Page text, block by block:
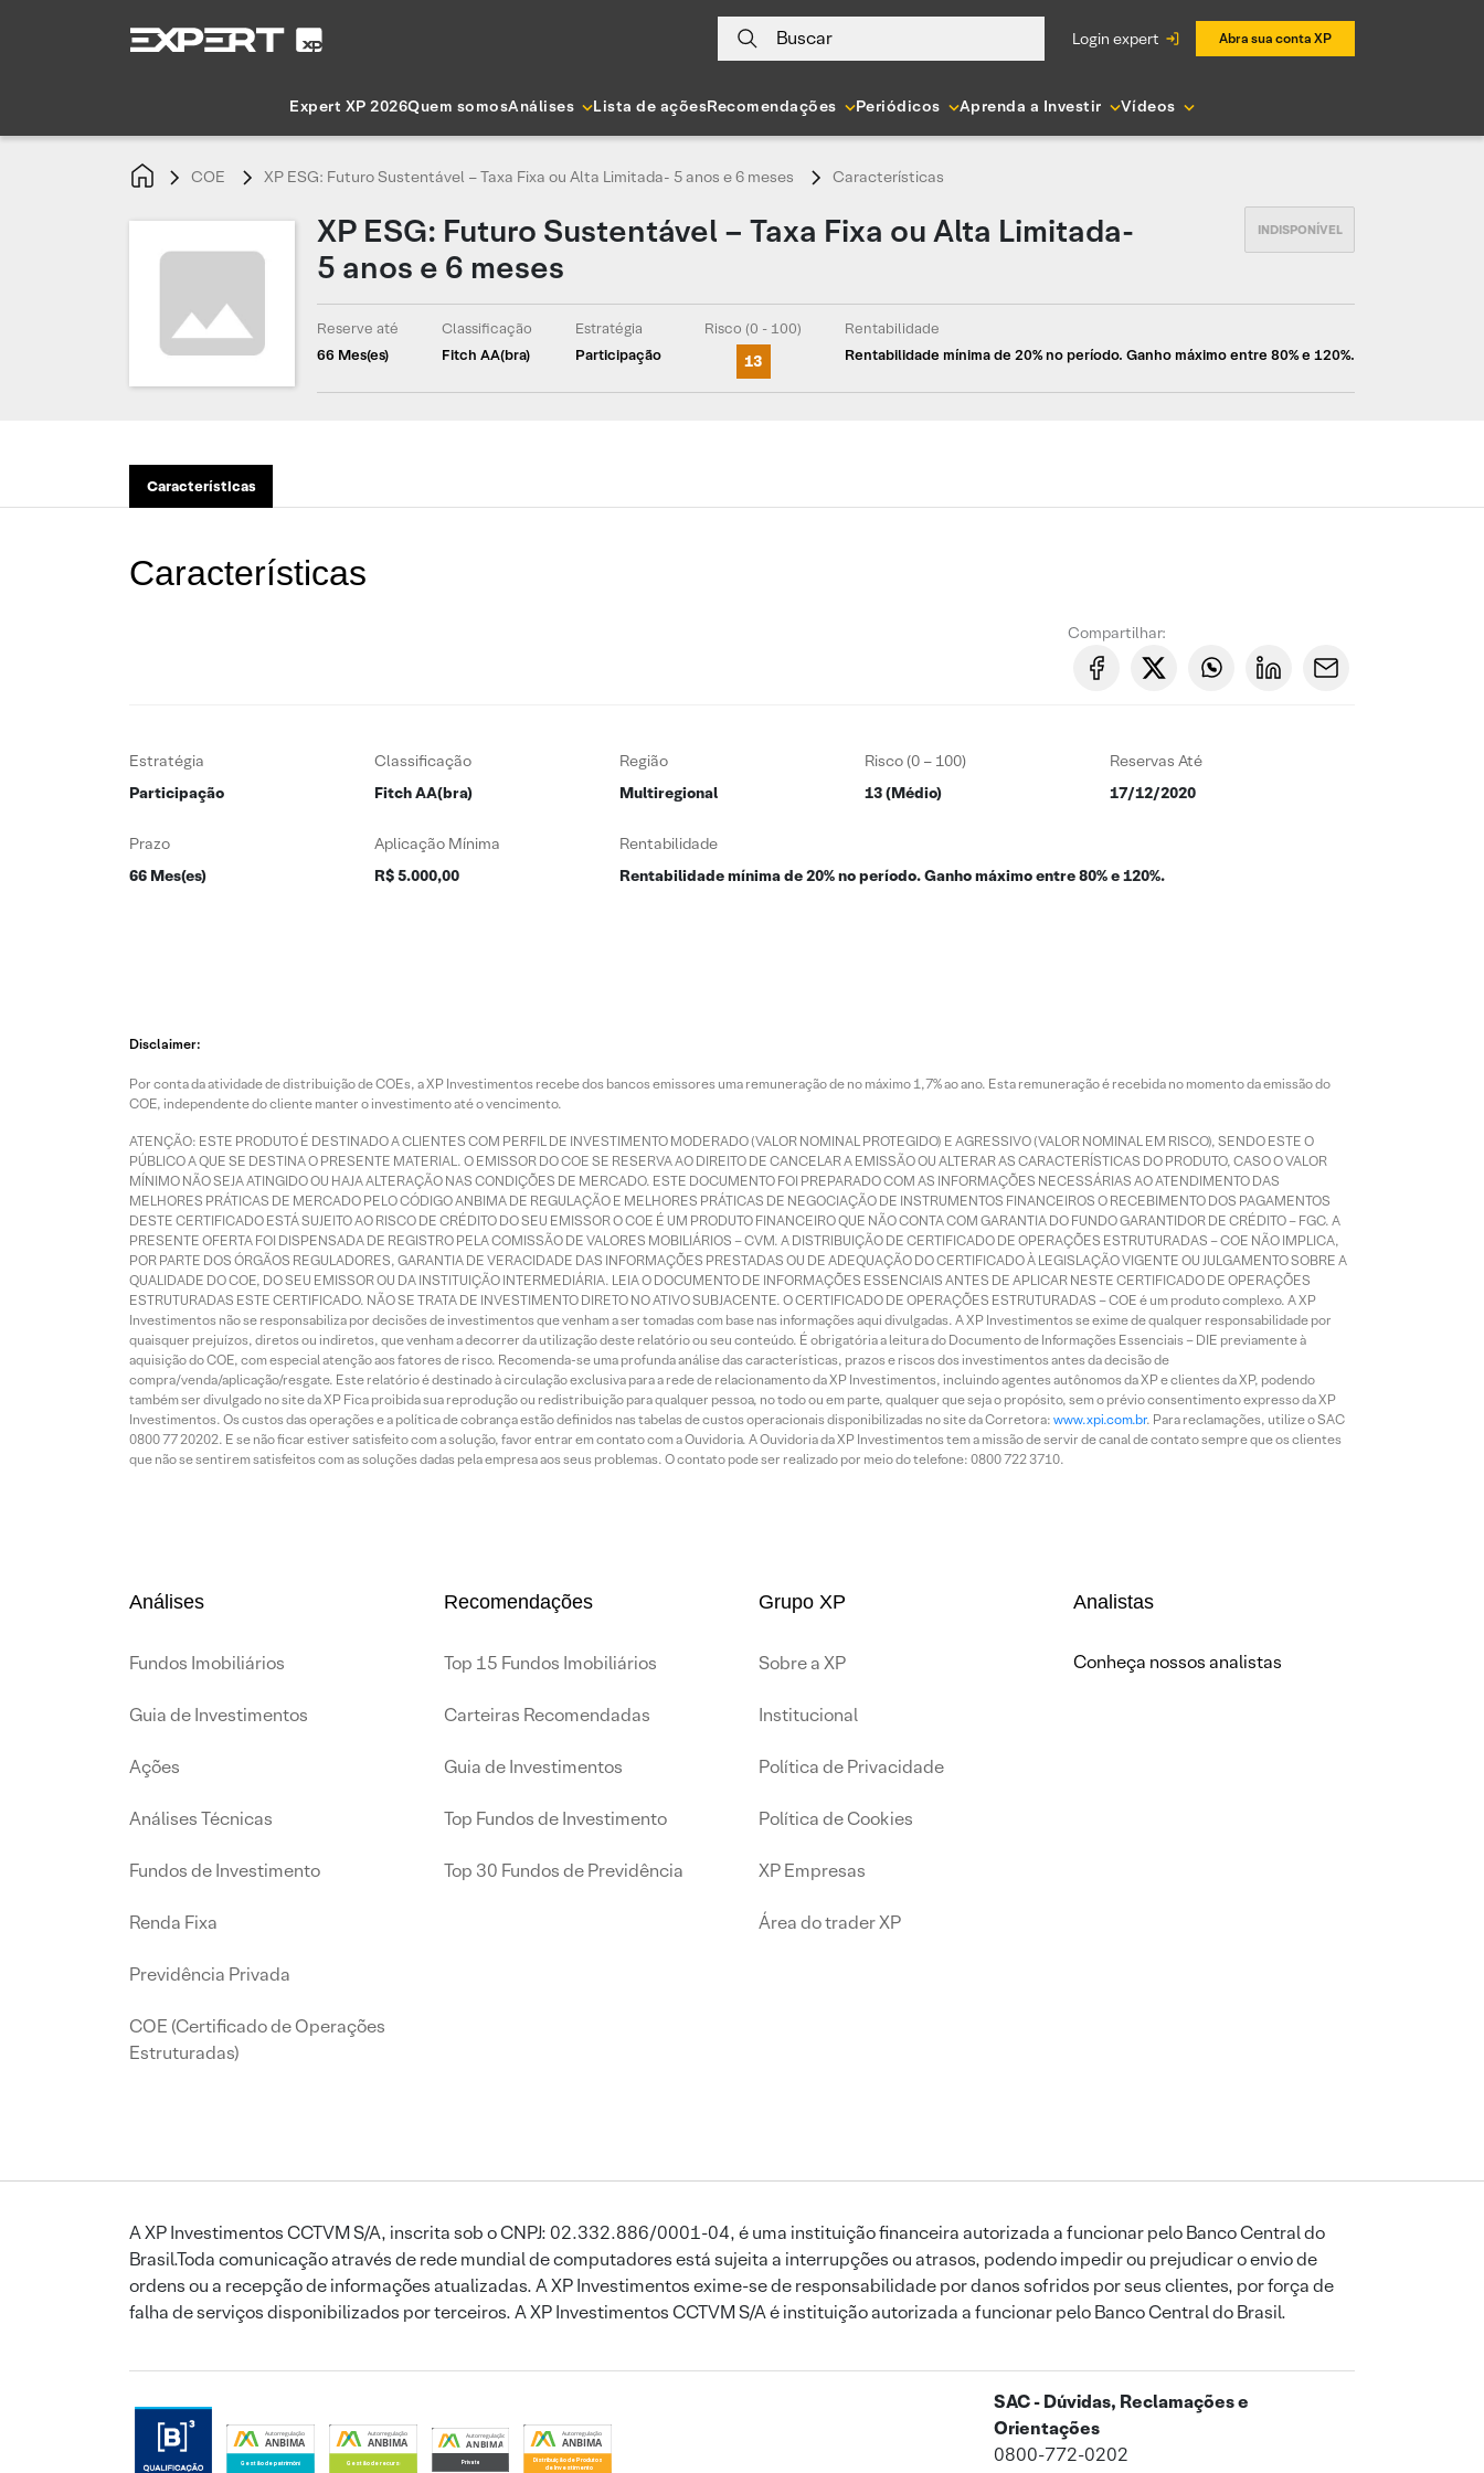
Buscar login expert Abra sua conta XP
Expert XP 2026Quem somosAnálises Lista de açõesRecomendações Periódicos Aprenda a Investir Vídeos
COE XP ESG: Futuro Sustentável – Taxa Fixa ou Alta Limitada- 5 anos e 6 meses Características
XP ESG: Futuro Sustentável – Taxa Fixa ou Alta Limitada-
5 anos e 6 meses
Reserve até
66 Mes(es)
Classificação
Fitch AA(bra)
Estratégia
Participação
Risco (0 - 100)
13
Rentabilidade
Rentabilidade mínima de 20% no período. Ganho máximo entre 80% e 120%.
Características
Características
Compartilhar:
Estratégia
Participação
Classificação
Fitch AA(bra)
Região
Multiregional
Risco (0 – 100)
13 (Médio)
Reservas Até
17/12/2020
Prazo
66 Mes(es)
Aplicação Mínima
R$ 5.000,00
Rentabilidade
Rentabilidade mínima de 20% no período. Ganho máximo entre 80% e 120%.
Disclaimer:
Por conta da atividade de distribuição de COEs, a XP Investimentos recebe dos bancos emissores uma remuneração de no máximo 1,7% ao ano. Esta remuneração é recebida no momento da emissão do
COE, independente do cliente manter o investimento até o vencimento.
ATENÇÃO: ESTE PRODUTO É DESTINADO A CLIENTES COM PERFIL DE INVESTIMENTO MODERADO (VALOR NOMINAL PROTEGIDO) E AGRESSIVO (VALOR NOMINAL EM RISCO), SENDO ESTE O
PÚBLICO A QUE SE DESTINA O PRESENTE MATERIAL. O EMISSOR DO COE SE RESERVA AO DIREITO DE CANCELAR A EMISSÃO OU ALTERAR AS CARACTERÍSTICAS DO PRODUTO, CASO O VALOR
MÍNIMO NÃO SEJA ATINGIDO OU HAJA ALTERAÇÃO NAS CONDIÇÕES DE MERCADO. ESTE DOCUMENTO FOI PREPARADO COM AS INFORMAÇÕES NECESSÁRIAS AO ATENDIMENTO DAS
MELHORES PRÁTICAS DE MERCADO PELO CÓDIGO ANBIMA DE REGULAÇÃO E MELHORES PRÁTICAS DE NEGOCIAÇÃO DE INSTRUMENTOS FINANCEIROS O RECEBIMENTO DOS PAGAMENTOS
DESTE CERTIFICADO ESTÁ SUJEITO AO RISCO DE CRÉDITO DO SEU EMISSOR O COE É UM PRODUTO FINANCEIRO QUE NÃO CONTA COM GARANTIA DO FUNDO GARANTIDOR DE CRÉDITO – FGC. A
PRESENTE OFERTA FOI DISPENSADA DE REGISTRO PELA COMISSÃO DE VALORES MOBILIÁRIOS – CVM. A DISTRIBUIÇÃO DE CERTIFICADO DE OPERAÇÕES ESTRUTURADAS – COE NÃO IMPLICA,
POR PARTE DOS ÓRGÃOS REGULADORES, GARANTIA DE VERACIDADE DAS INFORMAÇÕES PRESTADAS OU DE ADEQUAÇÃO DO CERTIFICADO À LEGISLAÇÃO VIGENTE OU JULGAMENTO SOBRE A
QUALIDADE DO COE, DO SEU EMISSOR OU DA INSTITUIÇÃO INTERMEDIÁRIA. LEIA O DOCUMENTO DE INFORMAÇÕES ESSENCIAIS ANTES DE APLICAR NESTE CERTIFICADO DE OPERAÇÕES
ESTRUTURADAS ESTE CERTIFICADO. NÃO SE TRATA DE INVESTIMENTO DIRETO NO ATIVO SUBJACENTE. O CERTIFICADO DE OPERAÇÕES ESTRUTURADAS – COE é um produto complexo. A XP
Investimentos não se responsabiliza por decisões de investimentos que venham a ser tomadas com base nas informações aqui divulgadas. A XP Investimentos se exime de qualquer responsabilidade por
quaisquer prejuízos, diretos ou indiretos, que venham a decorrer da utilização deste relatório ou seu conteúdo. É obrigatória a leitura do Documento de Informações Essenciais – DIE previamente à
aquisição do COE, com especial atenção aos fatores de risco. Recomenda-se uma profunda análise das características, prazos e riscos dos investimentos antes da decisão de
compra/venda/aplicação/resgate. Este relatório é destinado à circulação exclusiva para a rede de relacionamento da XP Investimentos, incluindo agentes autônomos da XP e clientes da XP, podendo
também ser divulgado no site da XP Fica proibida sua reprodução ou redistribuição para qualquer pessoa, no todo ou em parte, qualquer que seja o propósito, sem o prévio consentimento expresso da XP
Investimentos. Os custos das operações e a política de cobrança estão definidos nas tabelas de custos operacionais disponibilizadas no site da Corretora: www.xpi.com.br. Para reclamações, utilize o SAC
0800 77 20202. E se não ficar estiver satisfeito com a solução, favor entrar em contato com a Ouvidoria. A Ouvidoria da XP Investimentos tem a missão de servir de canal de contato sempre que os clientes
que não se sentirem satisfeitos com as soluções dadas pela empresa aos seus problemas. O contato pode ser realizado por meio do telefone: 0800 722 3710.
Análises
Fundos Imobiliários
Guia de Investimentos
Ações
Análises Técnicas
Fundos de Investimento
Renda Fixa
Previdência Privada
COE (Certificado de Operações
Estruturadas)
Recomendações
Top 15 Fundos Imobiliários
Carteiras Recomendadas
Guia de Investimentos
Top Fundos de Investimento
Top 30 Fundos de Previdência
Grupo XP
Sobre a XP
Institucional
Política de Privacidade
Política de Cookies
XP Empresas
Área do trader XP
Analistas
Conheça nossos analistas
A XP Investimentos CCTVM S/A, inscrita sob o CNPJ: 02.332.886/0001-04, é uma instituição financeira autorizada a funcionar pelo Banco Central do
Brasil.Toda comunicação através de rede mundial de computadores está sujeita a interrupções ou atrasos, podendo impedir ou prejudicar o envio de
ordens ou a recepção de informações atualizadas. A XP Investimentos exime-se de responsabilidade por danos sofridos por seus clientes, por força de
falha de serviços disponibilizados por terceiros. A XP Investimentos CCTVM S/A é instituição autorizada a funcionar pelo Banco Central do Brasil.
SAC - Dúvidas, Reclamações e
Orientações
0800-772-0202